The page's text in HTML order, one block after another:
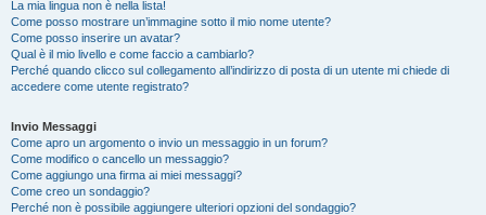
La mia lingua non è nella lista!
Come posso mostrare un’immagine sotto il mio nome utente?
Come posso inserire un avatar?
Qual è il mio livello e come faccio a cambiarlo?
Perché quando clicco sul collegamento all’indirizzo di posta di un utente mi chiede di
accedere come utente registrato?
Invio Messaggi
Come apro un argomento o invio un messaggio in un forum?
Come modifico o cancello un messaggio?
Come aggiungo una firma ai miei messaggi?
Come creo un sondaggio?
Perché non è possibile aggiungere ulteriori opzioni del sondaggio?